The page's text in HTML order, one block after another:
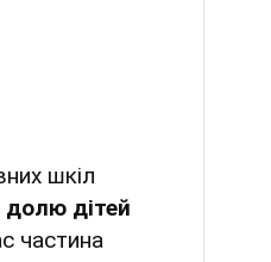
шкіл
дітей
частина